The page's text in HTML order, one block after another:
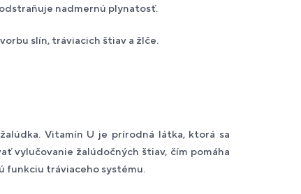
nadmernú plynatosť.
slín, tráviacich štiav a žlče.
Vitamín U je prírodná látka, ktorá sa
vylučovanie žalúdočných štiav, čím pomáha
funkciu tráviaceho systému.